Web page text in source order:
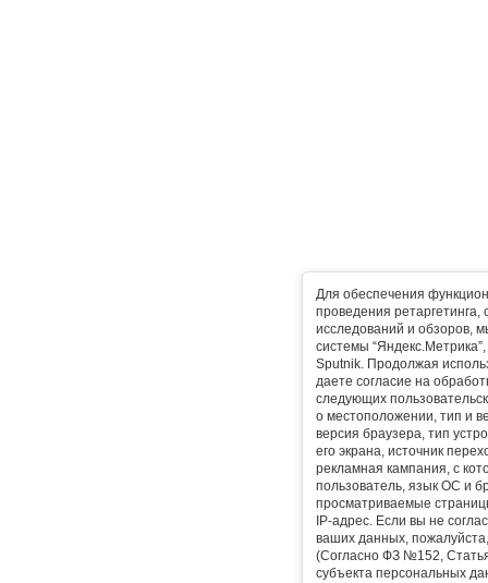
Для обеспечения
проведения ретаргетинга,
исследований и обзоров,
системы
Sputnik. Продолжая
даете согласие на
следующих
о местоположении, тип и
версия браузера, тип
его экрана, источник
рекламная кампания, с
пользователь, язык ОС и
просматриваемые
IP-адрес. Если вы не
ваших данных, пожалуйста,
(Согласно ФЗ №152,
субъекта персональных